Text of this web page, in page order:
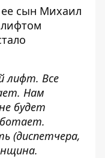
сын Михаил
лифт. Все
Нам
будет
(диспетчера,